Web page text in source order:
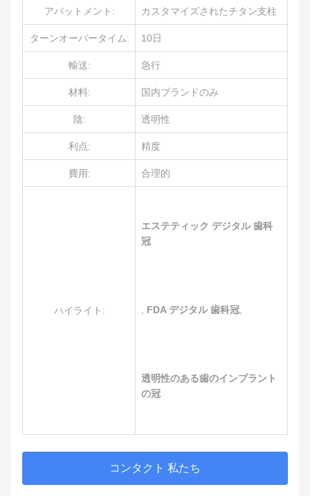
アバットメント: カスタマイズされたチタン支柱
ターンオーバータイム: 10日
輸送: 急行
材料: 国内ブランドのみ
陰: 透明性
利点: 精度
費用: 合理的
ハイライト:
エステティック デジタル 歯科
冠
FDA デジタル 歯科冠
透明性のある歯のインプラント
の冠
コンタクト 私たち